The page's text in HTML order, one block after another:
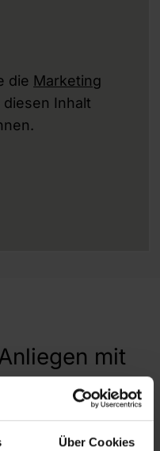
Über Cookies
die Marketing
diesen Inhalt
mit